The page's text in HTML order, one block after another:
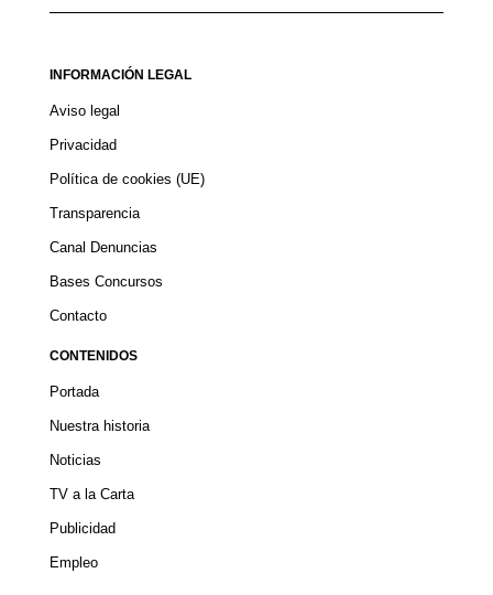
INFORMACIÓN LEGAL
Aviso legal
Privacidad
Política de cookies (UE)
Transparencia
Canal Denuncias
Bases Concursos
Contacto
CONTENIDOS
Portada
Nuestra historia
Noticias
TV a la Carta
Publicidad
Empleo